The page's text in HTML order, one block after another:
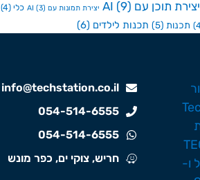
יצירת תוכן עם AI (9) יצירת תמונות עם AI (3) כלי ai (4)
תכנות (5) תכנות לילדים (6)
info@techstation.co.il
054-514-6555
054-514-6555
חריש, צוקי ים, כפר מונש